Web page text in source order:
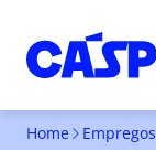
Home Empregos